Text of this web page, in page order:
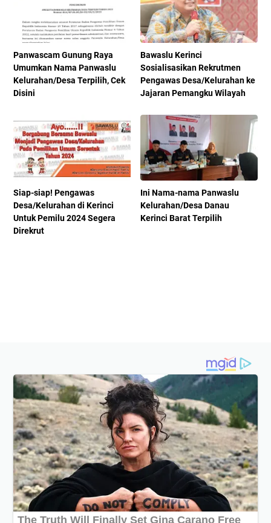
Panwascam Gunung Raya
Umumkan Nama Panwaslu
Kelurahan/Desa Terpilih, Cek
Disini
Bawaslu Kerinci
Sosialisasikan Rekrutmen
Pengawas Desa/Kelurahan ke
Jajaran Pemangku Wilayah
Siap-siap! Pengawas
Desa/Kelurahan di Kerinci
Untuk Pemilu 2024 Segera
Direkrut
Ini Nama-nama Panwaslu
Kelurahan/Desa Danau
Kerinci Barat Terpilih